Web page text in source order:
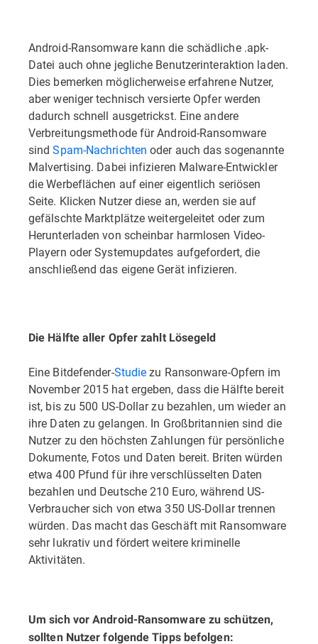
Android-Ransomware kann die schädliche .apk-
Datei auch ohne jegliche Benutzerinteraktion laden.
Dies bemerken möglicherweise erfahrene Nutzer,
aber weniger technisch versierte Opfer werden
dadurch schnell ausgetrickst. Eine andere
Verbreitungsmethode für Android-Ransomware
sindSpam-Nachrichten oder auch das sogenannte
Malvertising. Dabei infizieren Malware-Entwickler
die Werbeflächen auf einer eigentlich seriösen
Seite. Klicken Nutzer diese an, werden sie auf
gefälschte Marktplätze weitergeleitet oder zum
Herunterladen von scheinbar harmlosen Video-
Playern oder Systemupdates aufgefordert, die
anschließend das eigene Gerät infizieren.
Die Hälfte aller Opfer zahlt Lösegeld
Eine Bitdefender-Studiezu Ransonware-Opfern im
November 2015 hat ergeben, dass die Hälfte bereit
ist, bis zu 500 US-Dollar zu bezahlen, um wieder an
ihre Daten zu gelangen. In Großbritannien sind die
Nutzer zu den höchsten Zahlungen für persönliche
Dokumente, Fotos und Daten bereit. Briten würden
etwa 400 Pfund für ihre verschlüsselten Daten
bezahlen und Deutsche 210 Euro, während US-
Verbraucher sich von etwa 350 US-Dollar trennen
würden. Das macht das Geschäft mit Ransomware
sehr lukrativ und fördert weitere kriminelle
Aktivitäten.
Um sich vor Android-Ransomware zu schützen,
sollten Nutzer folgende Tipps befolgen: